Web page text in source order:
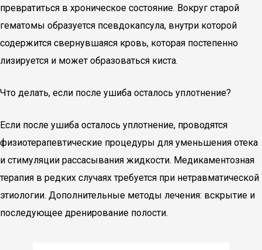
превратиться в хроническое состояние. Вокруг старой
гематомы образуется псевдокапсула, внутри которой
содержится свернувшаяся кровь, которая постепенно
лизируется и может образоваться киста.
Что делать, если после ушиба осталось уплотнение?
Если после ушиба осталось уплотнение, проводятся
физиотерапевтические процедуры для уменьшения отека
и стимуляции рассасывания жидкости. Медикаментозная
терапия в редких случаях требуется при нетравматической
этиологии. Дополнительные методы лечения: вскрытие и
последующее дренирование полости.